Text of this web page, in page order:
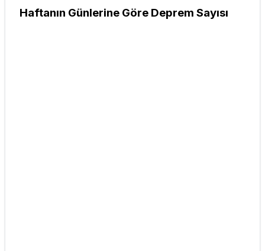
Haftanın Günlerine Göre Deprem Sayısı